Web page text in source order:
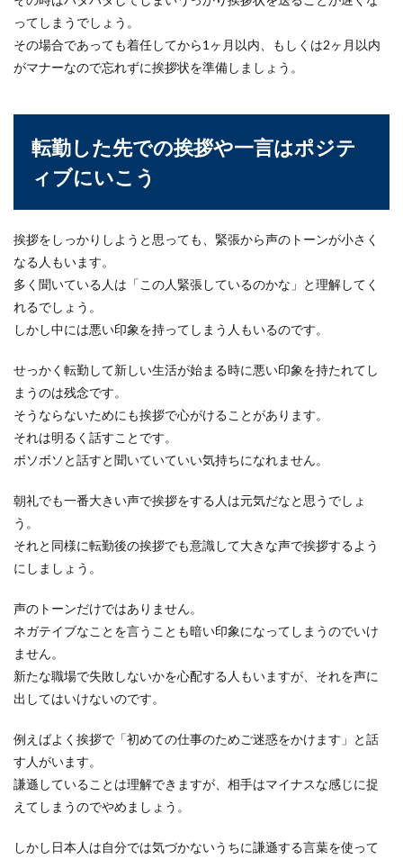
ってしまうでしょう。
その場合であっても着任してから1ヶ月以内、もしくは2ヶ月以内
がマナーなので忘れずに挨拶状を準備しましょう。
転勤した先での挨拶や一言はポジテ
ィブにいこう
挨拶をしっかりしようと思っても、緊張から声のトーンが小さく
なる人もいます。
多く聞いている人は「この人緊張しているのかな」と理解してく
れるでしょう。
しかし中には悪い印象を持ってしまう人もいるのです。
せっかく転勤して新しい生活が始まる時に悪い印象を持たれてし
まうのは残念です。
そうならないためにも挨拶で心がけることがあります。
それは明るく話すことです。
ボソボソと話すと聞いていていい気持ちになれません。
朝礼でも一番大きい声で挨拶をする人は元気だなと思うでしょ
う。
それと同様に転勤後の挨拶でも意識して大きな声で挨拶するよう
にしましょう。
声のトーンだけではありません。
ネガテイブなことを言うことも暗い印象になってしまうのでいけ
ません。
新たな職場で失敗しないかを心配する人もいますが、それを声に
出してはいけないのです。
例えばよく挨拶で「初めての仕事のためご迷惑をかけます」と話
す人がいます。
謙遜していることは理解できますが、相手はマイナスな感じに捉
えてしまうのでやめましょう。
しかし日本人は自分では気づかないうちに謙遜する言葉を使って